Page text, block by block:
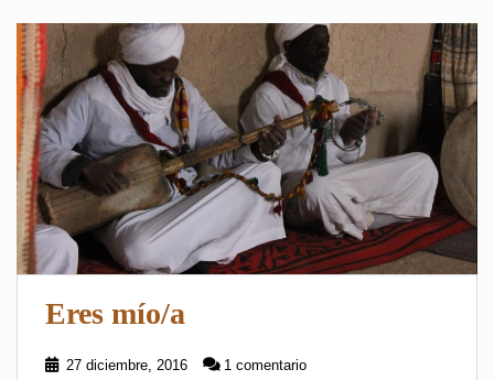
Eres mío/a
27 diciembre, 2016 1 comentario